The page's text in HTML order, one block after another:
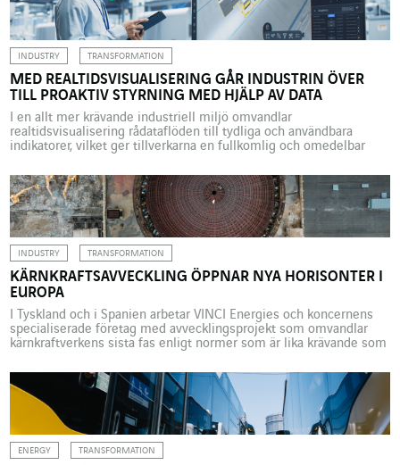
INDUSTRY TRANSFORMATION
MED REALTIDSVISUALISERING GÅR INDUSTRIN ÖVER
TILL PROAKTIV STYRNING MED HJÄLP AV DATA
I en allt mer krävande industriell miljö omvandlar
realtidsvisualisering rådataflöden till tydliga och användbara
indikatorer, vilket ger tillverkarna en fullkomlig och omedelbar
samlat in data, oftast i form av statiska rapporter som produceras
under flera timmar – ibland under flera dagar – efter att data […]
INDUSTRY TRANSFORMATION
KÄRNKRAFTSAVVECKLING ÖPPNAR NYA HORISONTER I
EUROPA
I Tyskland och i Spanien arbetar VINCI Energies och koncernens
specialiserade företag med avvecklingsprojekt som omvandlar
kärnkraftverkens sista fas enligt normer som är lika krävande som
för energiomställningen. När man talar om kärnkraft, talar man om
oftast om byggen eller om underhåll. Mer sällan om avveckling.
ENERGY TRANSFORMATION